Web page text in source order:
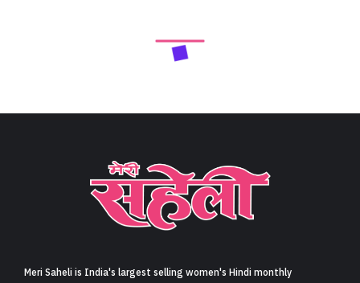
Meri Saheli is India's largest selling women's Hindi monthly